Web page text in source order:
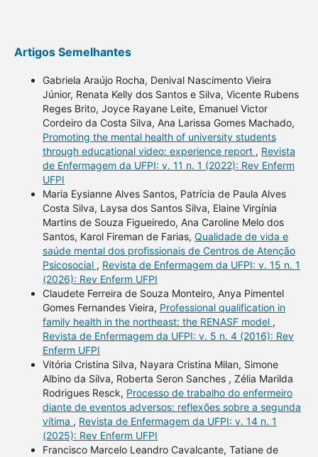
Artigos Semelhantes
Gabriela Araújo Rocha, Denival Nascimento Vieira
Júnior, Renata Kelly dos Santos e Silva, Vicente Rubens
Reges Brito, Joyce Rayane Leite, Emanuel Victor
Cordeiro da Costa Silva, Ana Larissa Gomes Machado,
Promoting the mental health of university students
through educational video: experience report , Revista
de Enfermagem da UFPI: v. 11 n. 1 (2022): Rev Enferm
UFPI
Maria Eysianne Alves Santos, Patrícia de Paula Alves
Costa Silva, Laysa dos Santos Silva, Elaine Virgínia
Martins de Souza Figueiredo, Ana Caroline Melo dos
Santos, Karol Fireman de Farias, Qualidade de vida e
saúde mental dos profissionais de Centros de Atenção
Psicosocial , Revista de Enfermagem da UFPI: v. 15 n. 1
(2026): Rev Enferm UFPI
Claudete Ferreira de Souza Monteiro, Anya Pimentel
Gomes Fernandes Vieira, Professional qualification in
family health in the northeast: the RENASF model ,
Revista de Enfermagem da UFPI: v. 5 n. 4 (2016): Rev
Enferm UFPI
Vitória Cristina Silva, Nayara Cristina Milan, Simone
Albino da Silva, Roberta Seron Sanches , Zélia Marilda
Rodrigues Resck, Processo de trabalho do enfermeiro
diante de eventos adversos: reflexões sobre a segunda
vítima , Revista de Enfermagem da UFPI: v. 14 n. 1
(2025): Rev Enferm UFPI
Francisco Marcelo Leandro Cavalcante, Tatiane de